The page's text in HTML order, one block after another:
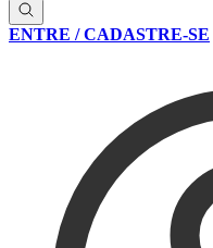
ENTRE / CADASTRE-SE